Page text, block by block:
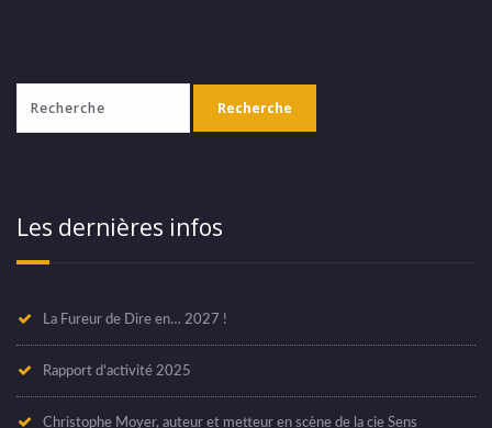
Les dernières infos
La Fureur de Dire en… 2027 !
Rapport d’activité 2025
Christophe Moyer, auteur et metteur en scène de la cie Sens